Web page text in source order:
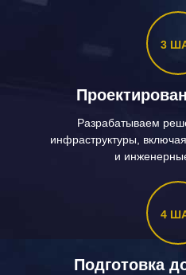
3
Разрабатываем
инфраструктуры,
и
4
Подготовка